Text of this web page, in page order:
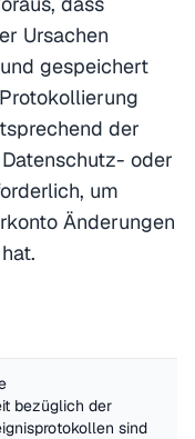
Ursachen
gespeichert
der
oder
um
Änderungen
bezüglich der
sind